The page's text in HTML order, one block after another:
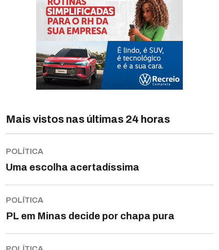
Mais vistos nas últimas 24 horas
POLÍTICA
Uma escolha acertadíssima
POLÍTICA
PL em Minas decide por chapa pura